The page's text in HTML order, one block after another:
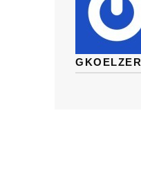
GKOELZER